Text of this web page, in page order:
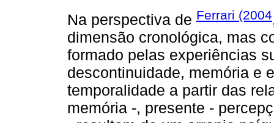
Na perspectiva de Ferrari (2004
dimensão cronológica, mas
formado pelas experiências
descontinuidade, memória e
temporalidade a partir das
memória -, presente -